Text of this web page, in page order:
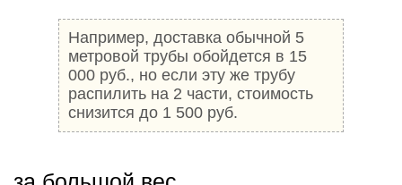
Например, доставка обычной 5
метровой трубы обойдется в 15
000 руб., но если эту же трубу
распилить на 2 части, стоимость
снизится до 1 500 руб.